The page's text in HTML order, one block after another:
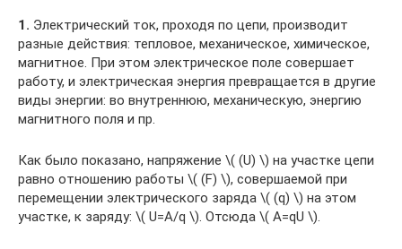
1. Электрический ток, проходя по цепи, производит
разные действия: тепловое, механическое, химическое,
магнитное. При этом электрическое поле совершает
работу, и электрическая энергия превращается в другие
виды энергии: во внутреннюю, механическую, энергию
магнитного поля и пр.
Как было показано, напряжение ​\( (U) \)​ на участке цепи
равно отношению работы ​\( (F) \)​, совершаемой при
перемещении электрического заряда ​\( (q) \)​ на этом
участке, к заряду: ​\( U=A/q \)​. Отсюда ​\( A=qU \)​.